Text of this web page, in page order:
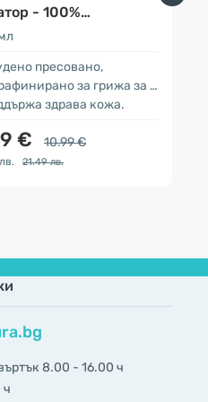
- 100%
пресовано,
за грижа за косата и скалпа,
здрава кожа.
€ 10.99 €
21.49 лв.
8.00 - 16.00 ч
ч